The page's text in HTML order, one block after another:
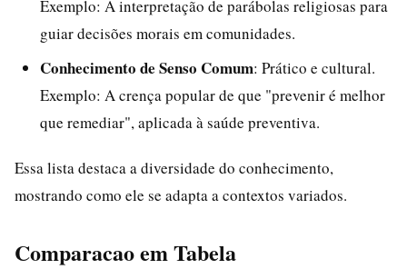
Exemplo: A interpretação de parábolas religiosas para
guiar decisões morais em comunidades.
Conhecimento de Senso Comum: Prático e cultural.
Exemplo: A crença popular de que "prevenir é melhor
que remediar", aplicada à saúde preventiva.
Essa lista destaca a diversidade do conhecimento,
mostrando como ele se adapta a contextos variados.
Comparacao em Tabela